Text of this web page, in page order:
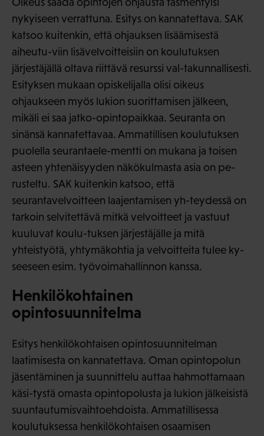
nykyiseen verrattuna. Esitys on kannatettava. SAK
katsoo kuitenkin, että ohjauksen lisäämisestä
aiheutu-viin lisävelvoitteisiin on koulutuksen
järjestäjällä oltava riittävä resurssi val-takunnallisesti.
Esityksen mukaan opiskelijalla olisi oikeus
ohjaukseen myös lukion suorittamisen jälkeen,
mikäli ei saa jatko-opintopaikkaa. Seuranta on
sinänsä kannatettavaa. Ammatillisen koulutuksen
puolella seurantaele-mentti on mukana ja toisen
asteen yhtenäisyyden näkökulmasta asia on pe-
rusteltu. SAK kuitenkin katsoo, että
seurantavelvoitteen laajentamisen yh-teydessä on
tarkoin selvitettävä mitkä velvoitteet ja vastuut
kuuluvat koulu-tuksen järjestäjälle ja mitä
yhteistyötä, yhtymäkohtia ja velvoitteita tulee ky-
seeseen esim. työvoimahallinnon kanssa.
Henkilökohtainen
opintosuunnitelma
Esitys henkilökohtaisen opintosuunnitelman
laatimisesta on kannatettava. Oman opintopolun
jäsentäminen ja suunnittelu auttaa hahmottamaan
käsi-tystä omasta opintopolusta ja lukion jälkeisistä
suuntautumisvaihtoehdoista. Ammatillisessa
koulutuksessa henkilökohtaisen osaamisen